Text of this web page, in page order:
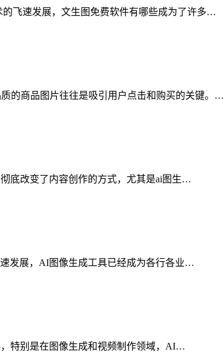
的飞速发展，文生图免费软件有哪些成为了许多…
的商品图片往往是吸引用户点击和购买的关键。…
底改变了内容创作的方式，尤其是ai图生…
发展，AI图像生成工具已经成为各行各业…
特别是在图像生成和视频制作领域，AI…